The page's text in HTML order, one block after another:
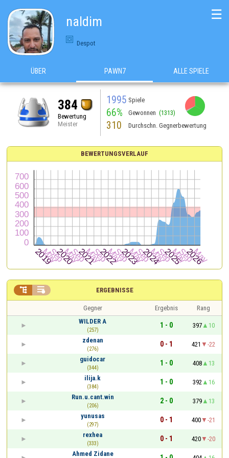
naldim
Despot
☰
ÜBER PAWN7 ALLE SPIELE
384
Bewertung
Meister
1995 Spiele
66% Gewonnen (1313)
310 Durchschn. Gegnerbewertung
BEWERTUNGSVERLAUF
ERGEBNISSE
 
Gegner Ergebnis
Rang
WILDER A
(257)
1 - 0 397
10
zdenan
(276)
0 - 1 421
-22
guidocar
(344)
1 - 0 408
13
ilija.k
(384)
1 - 0 392
16
Run.u.cant.win
(206)
2 - 0 379
13
yunusas
(297)
0 - 1 400
-21
rexhea
(333)
0 - 1 420
-20
Ahmed Zidane